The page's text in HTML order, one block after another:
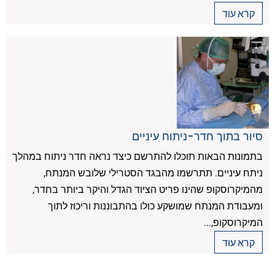
קרא עוד
סיור בתוך חדר-ניתוח עיניים
בתמונות הבאות תוכלו להתרשם כיצד נראה חדר ניתוח במהלך
ניתח עיניים. תתרשמו מהבגד הסטרילי שלובש המנתח,
מהמיקרוסקופ שהינו פריט הציוד הגדל והיקר ביותר בחדר,
ומעבודת המנתח שמושקע כולו בהתבוננות וריכוז לתוך
המיקרוסקופ,...
קרא עוד